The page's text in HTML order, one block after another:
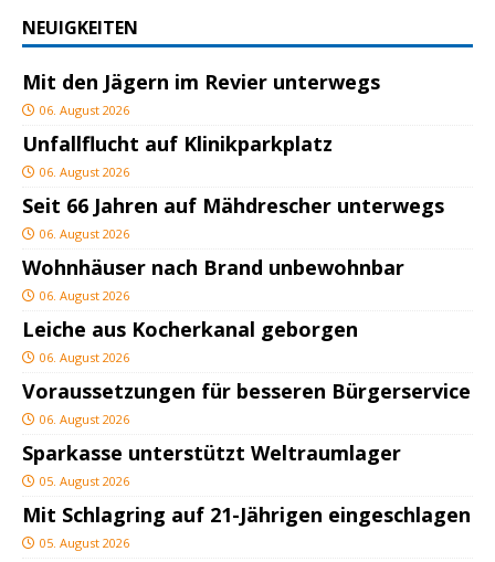
NEUIGKEITEN
Mit den Jägern im Revier unterwegs
06. August 2026
Unfallflucht auf Klinikparkplatz
06. August 2026
Seit 66 Jahren auf Mähdrescher unterwegs
06. August 2026
Wohnhäuser nach Brand unbewohnbar
06. August 2026
Leiche aus Kocherkanal geborgen
06. August 2026
Voraussetzungen für besseren Bürgerservice
06. August 2026
Sparkasse unterstützt Weltraumlager
05. August 2026
Mit Schlagring auf 21-Jährigen eingeschlagen
05. August 2026